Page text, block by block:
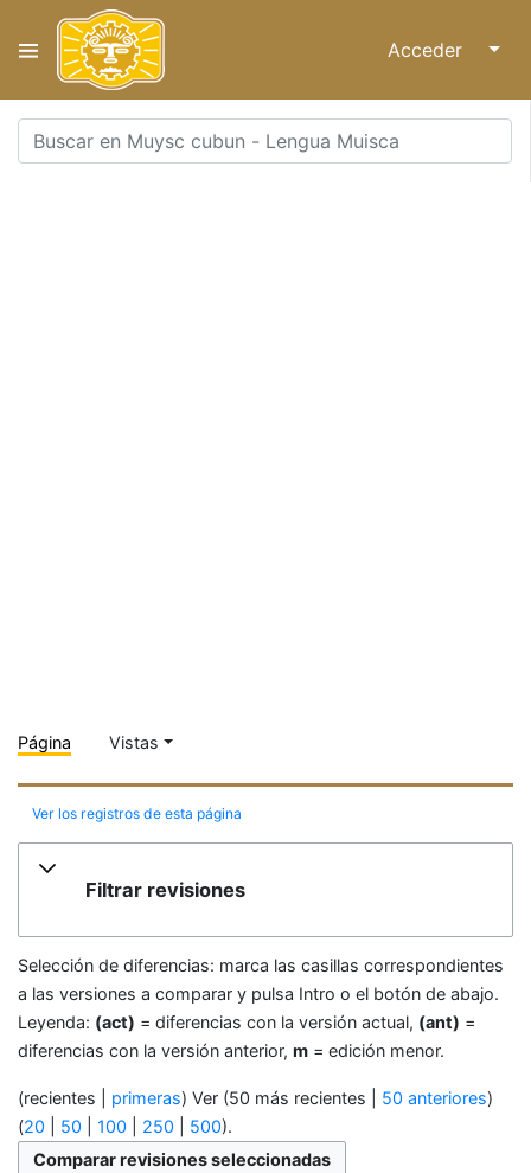
Acceder ↓
Página Vistas
Ver los registros de esta página
Filtrar revisiones
Selección de diferencias: marca las casillas correspondientes
a las versiones a comparar y pulsa Intro o el botón de abajo.
Leyenda: (act) = diferencias con la versión actual, (ant) =
diferencias con la versión anterior, m = edición menor.
(recientes | primeras) Ver (50 más recientes | 50 anteriores)
(20 50 100 250 500).